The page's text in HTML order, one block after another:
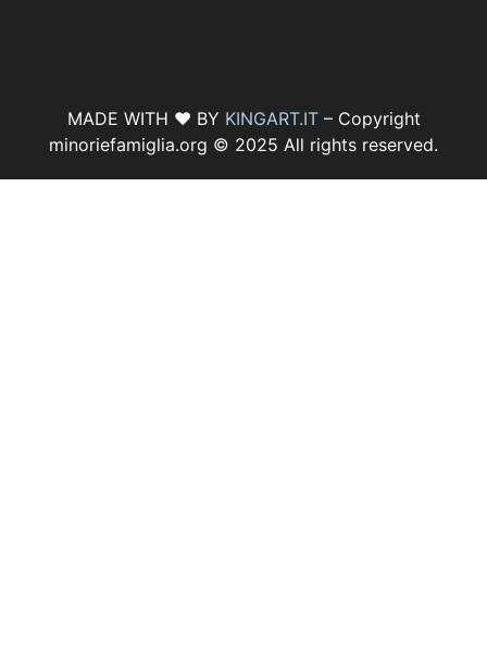
MADE WITH ♥ BY KINGART.IT– Copyright
minoriefamiglia.org © 2025 All rights reserved.